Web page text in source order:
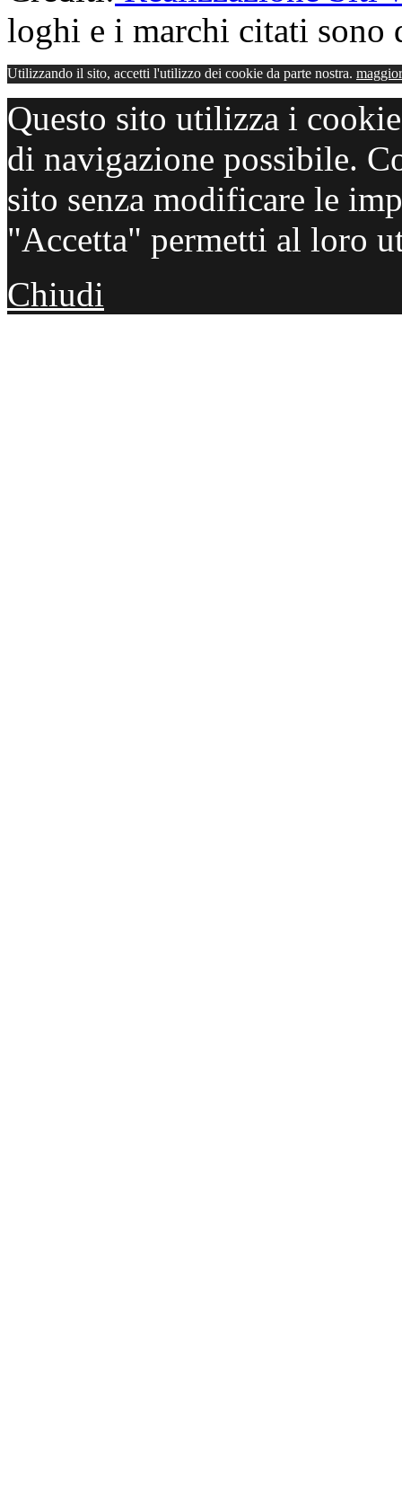
loghi e i marchi citati
Utilizzando il sito, accetti l'utilizzo dei cookie da parte nostra.
Questo sito utilizza i
di navigazione possibile.
sito senza modificare le
"Accetta" permetti al loro
Chiudi